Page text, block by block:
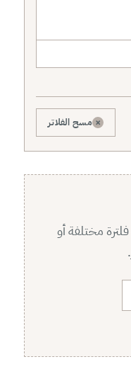
× مسح الفلاتر
مختلفة أو